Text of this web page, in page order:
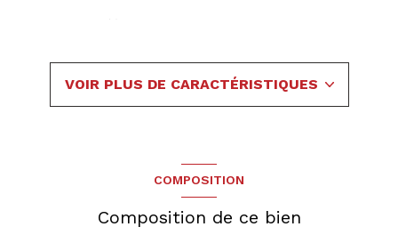
VOIR PLUS DE CARACTÉRISTIQUES
COMPOSITION
Composition de ce bien